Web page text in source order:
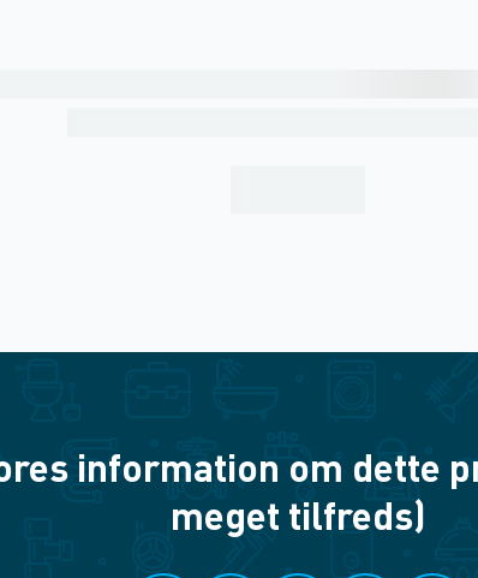
information om dette
meget tilfreds)